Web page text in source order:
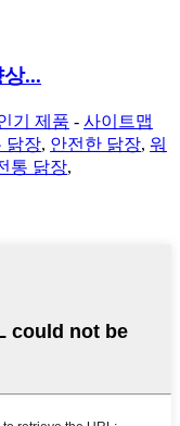
...
기 제품 - 사이트맵
닭장, 안전한 닭장, 워
통 닭장,